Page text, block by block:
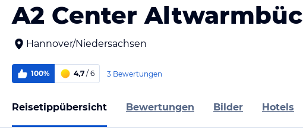
A2 Center
Hannover/Niedersachsen
100% 4,7 / 6 3 Bewertungen
Reisetippübersicht Bewertungen Bilder Hotels